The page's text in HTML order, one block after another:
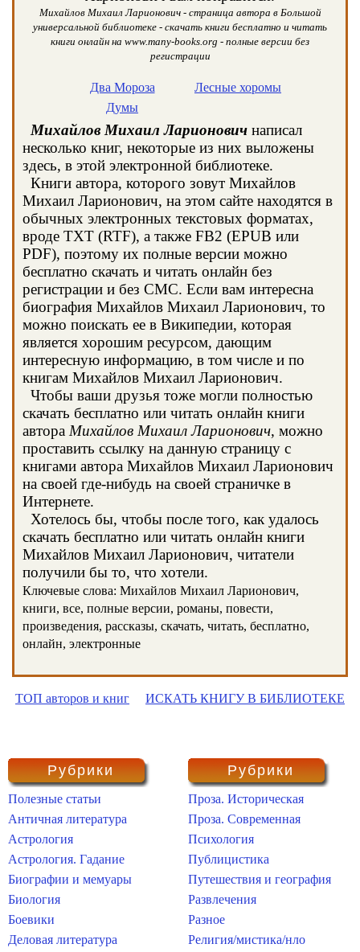
Михайлов Михаил Ларионович - страница автора в Большой
универсальной библиотеке - скачать книги бесплатно и читать
книги онлайн на www.many-books.org - полные версии без
регистрации
Два Мороза
Думы
Лесные хоромы
Михайлов Михаил Ларионович написал
несколько книг, некоторые из них выложены
здесь, в этой электронной библиотеке.
Книги автора, которого зовут Михайлов
Михаил Ларионович, на этом сайте находятся в
обычных электронных текстовых форматах,
вроде TXT (RTF), а также FB2 (EPUB или
PDF), поэтому их полные версии можно
бесплатно скачать и читать онлайн без
регистрации и без СМС. Если вам интересна
биография Михайлов Михаил Ларионович, то
можно поискать ее в Википедии, которая
является хорошим ресурсом, дающим
интересную информацию, в том числе и по
книгам Михайлов Михаил Ларионович.
Чтобы ваши друзья тоже могли полностью
скачать бесплатно или читать онлайн книги
автора Михайлов Михаил Ларионович, можно
проставить ссылку на данную страницу с
книгами автора Михайлов Михаил Ларионович
на своей где-нибудь на своей страничке в
Интернете.
Хотелось бы, чтобы после того, как удалось
скачать бесплатно или читать онлайн книги
Михайлов Михаил Ларионович, читатели
получили бы то, что хотели.
Ключевые слова: Михайлов Михаил Ларионович,
книги, все, полные версии, романы, повести,
произведения, рассказы, скачать, читать, бесплатно,
онлайн, электронные
ТОП авторов и книг ИСКАТЬ КНИГУ В БИБЛИОТЕКЕ
Рубрики
Полезные статьи
Античная литература
Астрология
Астрология. Гадание
Биографии и мемуары
Биология
Боевики
Деловая литература
Рубрики
Проза. Историческая
Проза. Современная
Психология
Публицистика
Путешествия и география
Развлечения
Разное
Религия/мистика/нло